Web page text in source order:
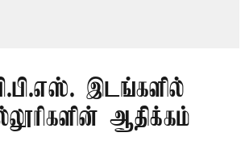
இடங்களில்
ஆதிக்கம்